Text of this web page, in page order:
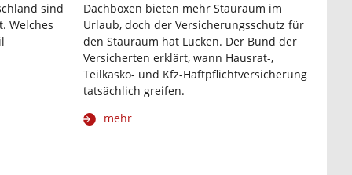
sind
Welches
Dachboxen bieten mehr Stauraum im
Urlaub, doch der Versicherungsschutz für
den Stauraum hat Lücken. Der Bund der
Versicherten erklärt, wann Hausrat-,
Teilkasko- und Kfz-Haftpflichtversicherung
tatsächlich greifen.
mehr